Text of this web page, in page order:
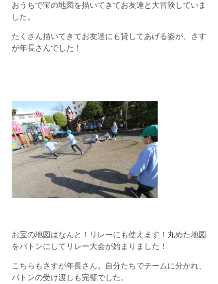
おうちで宝の地図を描いてきてお友達と大冒険していま
した。
たくさん描いてきてお友達にも貸してあげる姿が、さす
が年長さんでした！
お宝の地図はなんと！リレーにも使えます！丸めた地図
をバトンにしてリレー大会が始まりました！
こちらもさすが年長さん。自分たちでチームに分かれ、
バトンの受け渡しも完璧でした。